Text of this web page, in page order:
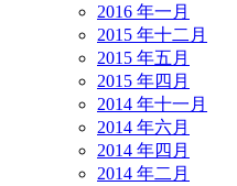
2016 年一月
2015 年十二月
2015 年五月
2015 年四月
2014 年十一月
2014 年六月
2014 年四月
2014 年二月